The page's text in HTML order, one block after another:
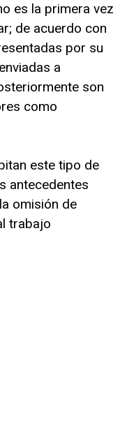
es la primera vez
de acuerdo con
por su
a
son
como
este tipo de
antecedentes
omisión de
trabajo